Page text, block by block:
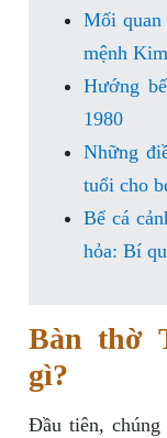
Mối
mệnh Kim
Hướng
1980
Những
tuổi cho
Bể cá
hỏa: Bí
Bàn thờ
gì?
Đầu tiên,